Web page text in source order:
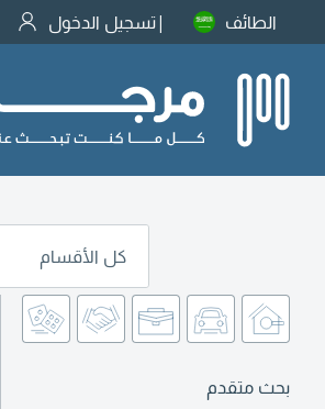
الطائف تسجيل الدخول
كل الأقسام
بحث متقدم